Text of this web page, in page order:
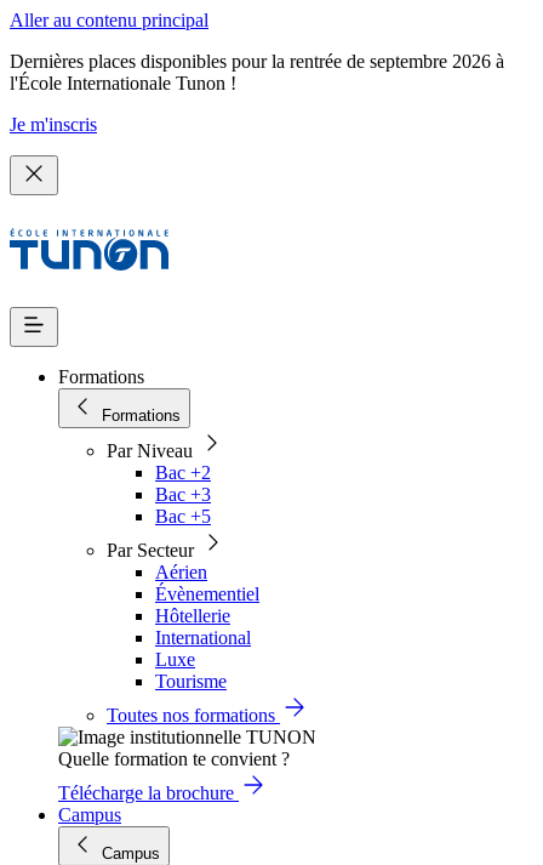
Aller au contenu principal
Dernières places disponibles pour la rentrée de septembre 2026 à
l'École Internationale Tunon !
Je m'inscris
Formations
Formations
Par Niveau
Bac +2
Bac +3
Bac +5
Par Secteur
Aérien
Évènementiel
Hôtellerie
International
Luxe
Tourisme
Toutes nos formations
Quelle formation te convient ?
Télécharge la brochure
Campus
Campus